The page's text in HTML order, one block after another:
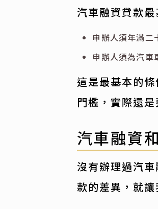
汽車融資貸款最
申辦人須年滿二
申辦人須為汽車
這是最基本的
門檻，實際還
汽車融資
沒有辦理過汽
款的差異，就